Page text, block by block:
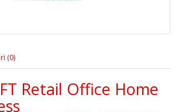
(0)
Retail Office Home